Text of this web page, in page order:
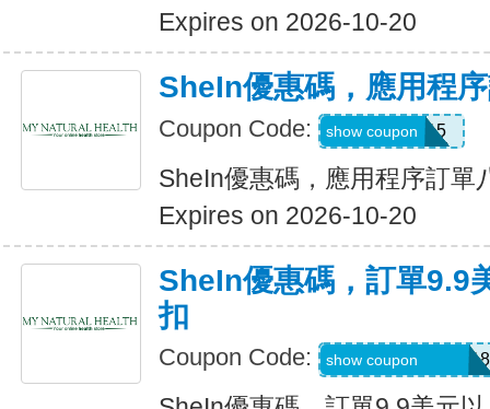
Expires on 2026-10-20
SheIn優惠碼，應用程
Coupon Code: APP15
show coupon
SheIn優惠碼，應用程序訂單
Expires on 2026-10-20
SheIn優惠碼，訂單9.9
扣
Coupon Code: A6USquimimo7718
show coupon